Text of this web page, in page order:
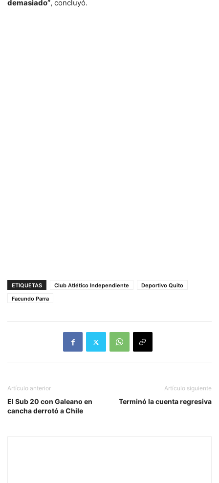
demasiado”, concluyó.
ETIQUETAS Club Atlético Independiente
Deportivo Quito
Facundo Parra
Artículo anterior
El Sub 20 con Galeano en
cancha derrotó a Chile
Artículo siguiente
Terminó la cuenta regresiva